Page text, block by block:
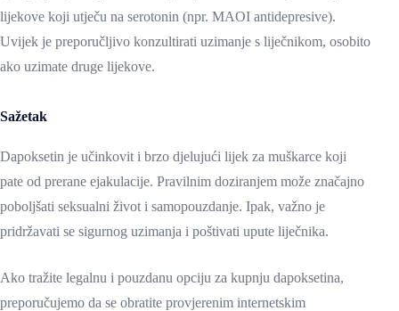
lijekove koji utječu na serotonin (npr. MAOI antidepresive).
Uvijek je preporučljivo konzultirati uzimanje s liječnikom, osobito
ako uzimate druge lijekove.
Sažetak
Dapoksetin je učinkovit i brzo djelujući lijek za muškarce koji
pate od prerane ejakulacije. Pravilnim doziranjem može značajno
poboljšati seksualni život i samopouzdanje. Ipak, važno je
pridržavati se sigurnog uzimanja i poštivati upute liječnika.
Ako tražite legalnu i pouzdanu opciju za kupnju dapoksetina,
preporučujemo da se obratite provjerenim internetskim